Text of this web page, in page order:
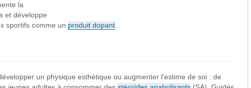
la
et développe
sportifs comme un produit dopant.
un physique esthétique ou augmenter l’estime de soi : de